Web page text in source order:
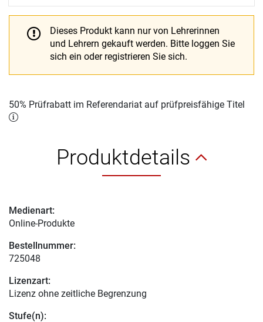
Dieses Produkt kann nur von Lehrerinnen
und Lehrern gekauft werden. Bitte loggen Sie
sich ein oder registrieren Sie sich.
50% Prüfrabatt im Referendariat auf prüfpreisfähige Titel
Produktdetails
Medienart:
Online-Produkte
Bestellnummer:
725048
Lizenzart:
Lizenz ohne zeitliche Begrenzung
Stufe(n):